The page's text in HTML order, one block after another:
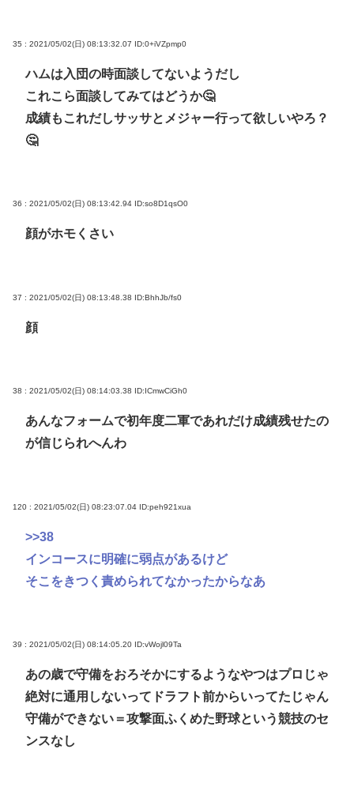
35 : 2021/05/02(日) 08:13:32.07 ID:0+iVZpmp0
ハムは入団の時面談してないようだし
これこら面談してみてはどうか🤔
成績もこれだしサッサとメジャー行って欲しいやろ？
🤔
36 : 2021/05/02(日) 08:13:42.94 ID:so8D1qsO0
顔がホモくさい
37 : 2021/05/02(日) 08:13:48.38 ID:BhhJb/fs0
顔
38 : 2021/05/02(日) 08:14:03.38 ID:ICmwCiGh0
あんなフォームで初年度二軍であれだけ成績残せたの
が信じられへんわ
120 : 2021/05/02(日) 08:23:07.04 ID:peh921xua
>>38
インコースに明確に弱点があるけど
そこをきつく責められてなかったからなあ
39 : 2021/05/02(日) 08:14:05.20 ID:vWojl09Ta
あの歳で守備をおろそかにするようなやつはプロじゃ
絶対に通用しないってドラフト前からいってたじゃん
守備ができない＝攻撃面ふくめた野球という競技のセ
ンスなし